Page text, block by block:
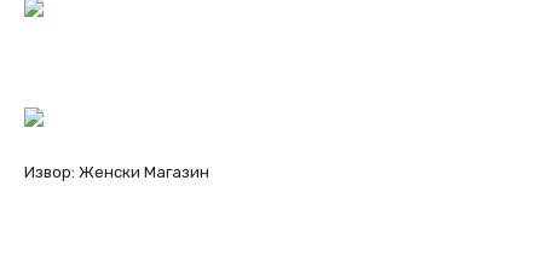
Извор: Женски Магазин